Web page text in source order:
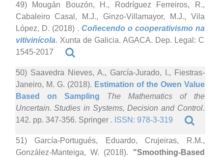
49) Mougán Bouzón, H., Rodríguez Ferreiros, R.,
Cabaleiro Casal, M.J., Ginzo-Villamayor, M.J., Vila
López, D. (2018) . Coñecendo o cooperativismo na
vitivinícola. Xunta de Galicia. AGACA. Dep. Legal: C
1545-2017
50) Saavedra Nieves, A., García-Jurado, I., Fiestras-
Janeiro, M. G. (2018). Estimation of the Owen Value
Based on Sampling The Mathematics of the
Uncertain. Studies in Systems, Decision and Control.
142. pp. 347-356. Springer . ISSN: 978-3-319
51) García-Portugués, Eduardo, Crujeiras, R.M.,
González-Manteiga, W. (2018). "Smoothing-Based